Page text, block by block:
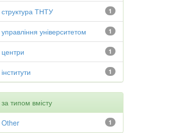
1
структура ТНТУ
1
управління університетом
1
центри
1
інститути
за типом вмісту
1
Other